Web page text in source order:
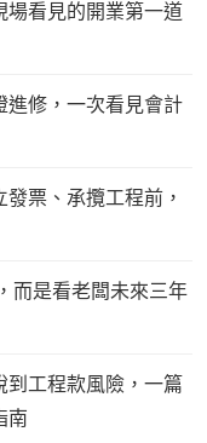
場看見的開業第一道
進修，一次看見會計
票、承攬工程前，
而是看老闆未來三年
到工程款風險，一篇
南